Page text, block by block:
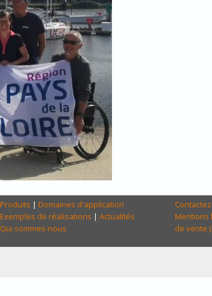
Produits | Domaines d'application
Exemples de réalisations | Actualités
Qui sommes-nous
Mentions
de vente